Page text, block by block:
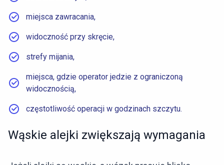
miejsca zawracania,
widoczność przy skręcie,
strefy mijania,
miejsca, gdzie operator jedzie z ograniczoną
widocznością,
częstotliwość operacji w godzinach szczytu.
Wąskie alejki zwiększają wymagania